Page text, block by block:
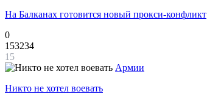
На Балканах готовится новый прокси-конфликт
0
153234
15
Армии
Никто не хотел воевать